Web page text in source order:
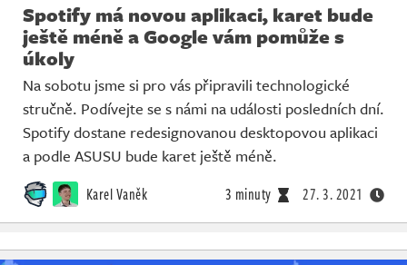
Spotify má novou aplikaci, karet bude
ještě méně a Google vám pomůže s
úkoly
Na sobotu jsme si pro vás připravili technologické
stručně. Podívejte se s námi na události posledních dní.
Spotify dostane redesignovanou desktopovou aplikaci
a podle ASUSU bude karet ještě méně.
Karel Vaněk 3 minuty 27. 3. 2021